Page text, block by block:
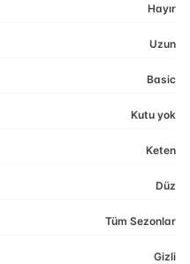
Hayır
Uzun
Basic
Kutu yok
Keten
Düz
Tüm Sezonlar
Gizli